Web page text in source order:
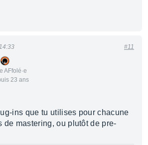
AFfolé·e
23 ans
#11
ins que tu utilises pour chacune
de mastering, ou plutôt de pre-